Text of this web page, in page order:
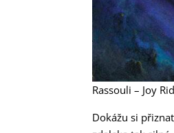
Rassouli – Joy
Dokážu si